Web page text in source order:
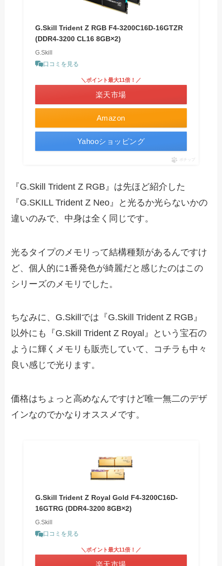
G.Skill Trident Z RGB F4-3200C16D-16GTZR
(DDR4-3200 CL16 8GB×2)
G.Skill
口コミを見る
Amazon
＼ポイント最大11倍！／
楽天市場
Yahooショッピング
ポチップ
『G.Skill Trident Z RGB』は先ほど紹介した
『G.SKILL Trident Z Neo』と光るか光らないかの
違いのみで、中身は全く同じです。
光るタイプのメモリって結構種類があるんですけ
ど、個人的に1番発色が綺麗だと感じたのはこの
シリーズのメモリでした。
ちなみに、G.Skillでは『G.Skill Trident Z RGB』
以外にも『G.Skill Trident Z Royal』という宝石の
ように輝くメモリも販売していて、コチラも中々
良い感じで光ります。
価格はちょっと高めなんですけど唯一無二のデザ
インなのでかなりオススメです。
G.Skill Trident Z Royal Gold F4-3200C16D-
16GTRG (DDR4-3200 8GB×2)
G.Skill
口コミを見る
＼ポイント最大11倍！／